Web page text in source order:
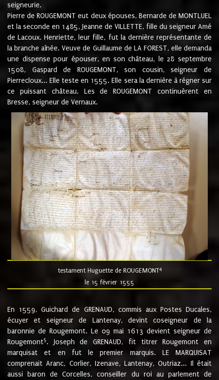
seigneurie.
Pierre de ROUGEMONT eut deux épouses, Bernarde de MONTLUEL
et la seconde en 1485, Jeanne de VILLETTE, fille du seigneur Amé
de Lacoux. Henriette, leur fille, fut la dernière représentante de
la branche aînée. Veuve de Guillaume de LA FOREST, elle demanda
une dispense pour épouser, en son château, le 28 septembre
1508, Gaspard de ROUGEMONT, son cousin, seigneur de
Pierrecloux... Elle teste en 1555. Elle sera la dernière à régner sur
ce puissant château. Les de ROUGEMONT continuèrent en
Bresse, seigneur de Vernaux.
testament Huguette de ROUGEMONT4
le 15 février 1555
En 1559, Guichard de GRENAUD, commis aux Postes Ducales,
écuyer et seigneur de Lantenay, devint coseigneur de la
baronnie de Rougemont. Le 09 mai 1613 devient seigneur de
Rougemont5. Joseph de GRENAUD, fit titrer Rougemont en
marquisat et en fut le premier marquis. LE MARQUISAT
comprenait Aranc, Corlier, Izenave, Lantenay, Outriaz... Il était
aussi baron de Corcelles, conseiller du roi au parlement de